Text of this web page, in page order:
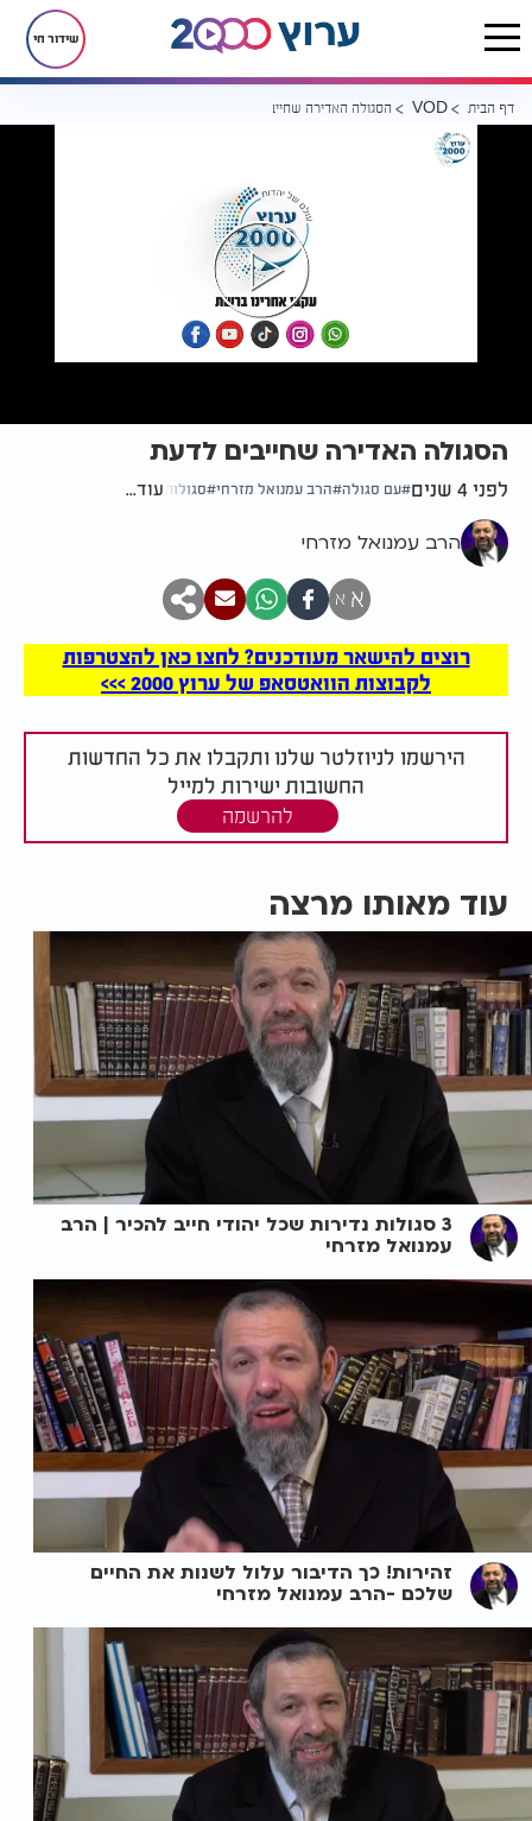
שידור חי
דף הבית VOD הסגולה האדירה שחייבים לדעת
הסגולה האדירה שחייבים לדעת
לפני 4 שנים עם סגולה הרב עמנואל מזרחי סגולות עוד...
הרב עמנואל מזרחי
א א
רוצים להישאר מעודכנים? לחצו כאן להצטרפות
לקבוצות הוואטסאפ של ערוץ 2000 >>>
הירשמו לניוזלטר שלנו ותקבלו את כל החדשות
החשובות ישירות למייל
להרשמה
עוד מאותו מרצה
3 סגולות נדירות שכל יהודי חייב להכיר | הרב
עמנואל מזרחי
זהירות! כך הדיבור עלול לשנות את החיים
שלכם -הרב עמנואל מזרחי